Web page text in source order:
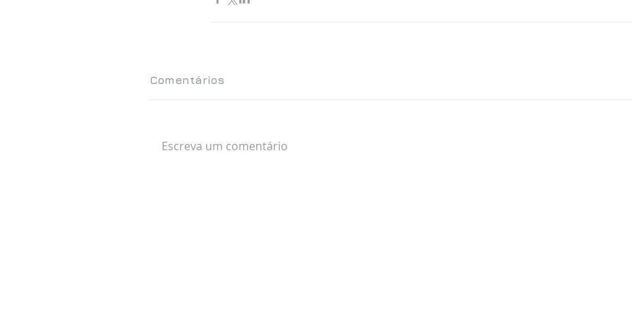
Comentários
Escreva um comentário